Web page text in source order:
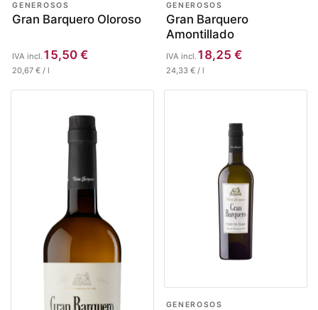
GENEROSOS
Gran Barquero Oloroso
15,50 €
IVA incl.
20,67 € / l
GENEROSOS
Gran Barquero
Amontillado
18,25 €
IVA incl.
24,33€/ l
GENEROSOS